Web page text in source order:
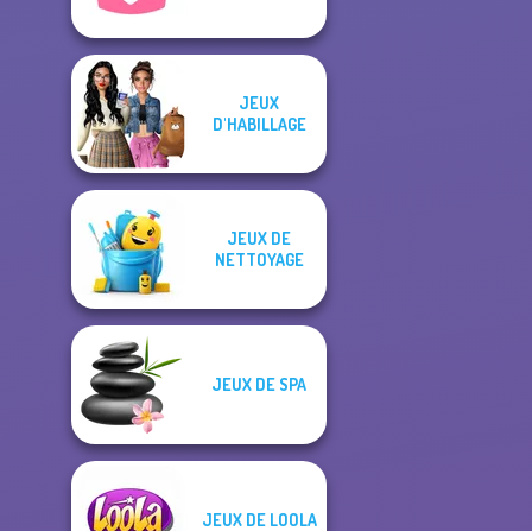
JEUX
D'HABILLAGE
JEUX DE
NETTOYAGE
JEUX DE SPA
JEUX DE LOOLA